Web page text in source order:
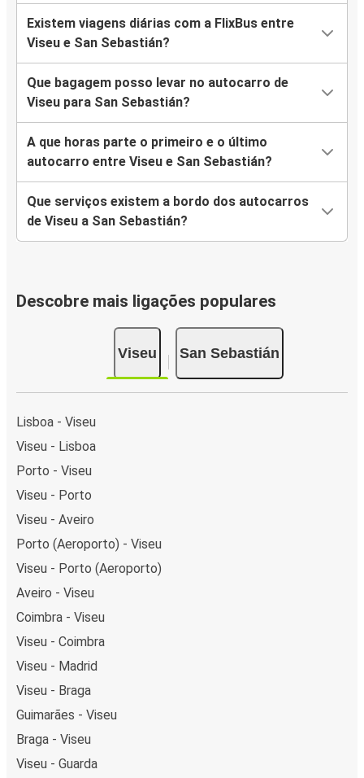
Existem viagens diárias com a FlixBus entre
Viseu e San Sebastián?
Que bagagem posso levar no autocarro de
Viseu para San Sebastián?
A que horas parte o primeiro e o último
autocarro entre Viseu e San Sebastián?
Que serviços existem a bordo dos autocarros
de Viseu a San Sebastián?
Descobre mais ligações populares
Viseu San Sebastián
Lisboa - Viseu
Viseu - Lisboa
Porto - Viseu
Viseu - Porto
Viseu - Aveiro
Porto (Aeroporto) - Viseu
Viseu - Porto (Aeroporto)
Aveiro - Viseu
Coimbra - Viseu
Viseu - Coimbra
Viseu - Madrid
Viseu - Braga
Guimarães - Viseu
Braga - Viseu
Viseu - Guarda